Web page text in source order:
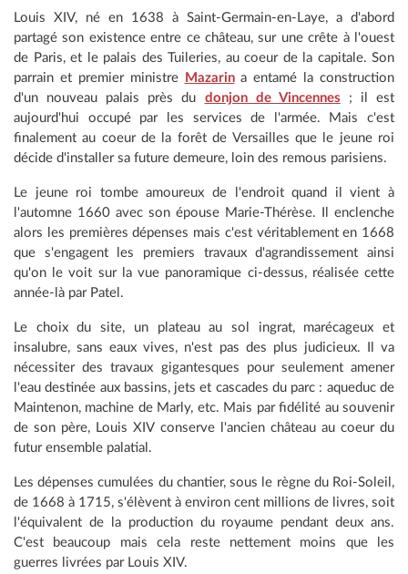
Louis XIV, né en 1638 à Saint-Germain-en-Laye, a d'abord
partagé son existence entre ce château, sur une crête à l'ouest
de Paris, et le palais des Tuileries, au coeur de la capitale. Son
parrain et premier ministre
Mazarina entamé la construction
d'un nouveau palais près du donjon de Vincennes ; il est
aujourd'hui occupé par les services de l'armée. Mais c'est
finalement au coeur de la forêt de Versailles que le jeune roi
décide d'installer sa future demeure, loin des remous parisiens.
Le jeune roi tombe amoureux de l'endroit quand il vient à
l'automne 1660 avec son épouse Marie-Thérèse. Il enclenche
alors les premières dépenses mais c'est véritablement en 1668
que s'engagent les premiers travaux d'agrandissement ainsi
qu'on le voit sur la vue panoramique ci-dessus, réalisée cette
année-là par Patel.
Le choix du site, un plateau au sol ingrat, marécageux et
insalubre, sans eaux vives, n'est pas des plus judicieux. Il va
nécessiter des travaux gigantesques pour seulement amener
l'eau destinée aux bassins, jets et cascades du parc : aqueduc de
Maintenon, machine de Marly, etc. Mais par fidélité au souvenir
de son père, Louis XIV conserve l'ancien château au coeur du
futur ensemble palatial.
Les dépenses cumulées du chantier, sous le règne du Roi-Soleil,
de 1668 à 1715, s'élèvent à environ cent millions de livres, soit
l'équivalent de la production du royaume pendant deux ans.
C'est beaucoup mais cela reste nettement moins que les
guerres livrées par Louis XIV.